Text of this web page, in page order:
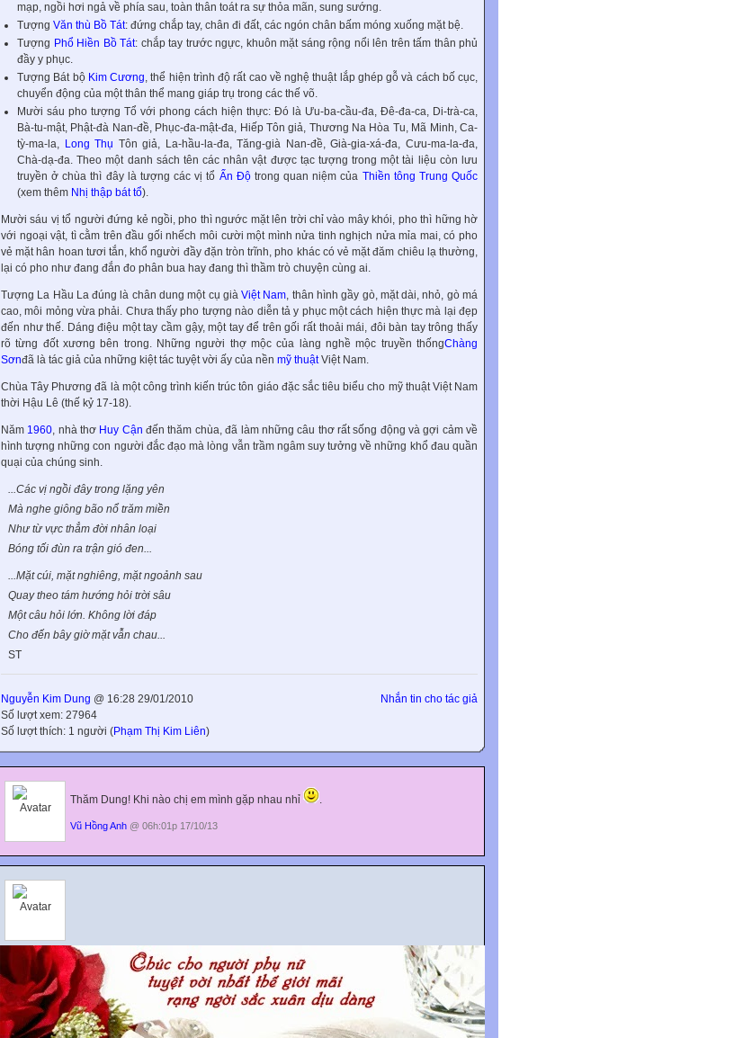
mạp, ngồi hơi ngả về phía sau, toàn thân toát ra sự thỏa mãn, sung sướng.
Tượng Văn thù Bồ Tát: đứng chắp tay, chân đi đất, các ngón chân bấm móng xuống mặt bệ.
Tượng Phổ Hiền Bồ Tát: chắp tay trước ngực, khuôn mặt sáng rộng nổi lên trên tấm thân phủ
đầy y phục.
Tượng Bát bộ Kim Cương, thể hiện trình độ rất cao về nghệ thuật lắp ghép gỗ và cách bố cục,
chuyển động của một thân thể mang giáp trụ trong các thế võ.
Mười sáu pho tượng Tổ với phong cách hiện thực: Đó là Ưu-ba-cầu-đa, Đê-đa-ca, Di-trà-ca,
Bà-tu-mật, Phật-đà Nan-đề, Phục-đa-mật-đa, Hiếp Tôn giả, Thương Na Hòa Tu, Mã Minh, Ca-
tỳ-ma-la, Long Thụ Tôn giả, La-hầu-la-đa, Tăng-già Nan-đề, Già-gia-xá-đa, Cưu-ma-la-đa,
Chà-dạ-đa. Theo một danh sách tên các nhân vật được tạc tượng trong một tài liệu còn lưu
truyền ở chùa thì đây là tượng các vị tổ Ấn Độtrong quan niệm của Thiền tông Trung Quốc
(xem thêm Nhị thập bát tổ).
Mười sáu vị tổ người đứng kẻ ngồi, pho thì ngước mặt lên trời chỉ vào mây khói, pho thì hững hờ
với ngoại vật, tì cằm trên đầu gối nhếch môi cười một mình nửa tinh nghịch nửa mỉa mai, có pho
vẻ mặt hân hoan tươi tắn, khổ người đầy đặn tròn trĩnh, pho khác có vẻ mặt đăm chiêu lạ thường,
lại có pho như đang đắn đo phân bua hay đang thì thầm trò chuyện cùng ai.
Tượng La Hầu La đúng là chân dung một cụ giàViệt Nam, thân hình gầy gò, mặt dài, nhỏ, gò má
cao, môi mỏng vừa phải. Chưa thấy pho tượng nào diễn tả y phục một cách hiện thực mà lại đẹp
đến như thế. Dáng điệu một tay cầm gậy, một tay để trên gối rất thoải mái, đôi bàn tay trông thấy
rõ từng đốt xương bên trong. Những người thợ mộc của làng nghề mộc truyền thốngChàng
Sơnđã là tác giả của những kiệt tác tuyệt vời ấy của nền mỹ thuậtViệt Nam.
Chùa Tây Phương đã là một công trình kiến trúc tôn giáo đặc sắc tiêu biểu cho mỹ thuật Việt Nam
thời Hậu Lê (thế kỷ 17-18).
Năm 1960, nhà thơ Huy Cận đến thăm chùa, đã làm những câu thơ rất sống động và gợi cảm về
hình tượng những con người đắc đạo mà lòng vẫn trầm ngâm suy tưởng về những khổ đau quần
quại của chúng sinh.
...Các vị ngồi đây trong lặng yên
Mà nghe giông bão nổ trăm miền
Như từ vực thẳm đời nhân loại
Bóng tối đùn ra trận gió đen...
...Mặt cúi, mặt nghiêng, mặt ngoảnh sau
Quay theo tám hướng hỏi trời sâu
Một câu hỏi lớn. Không lời đáp
Cho đến bây giờ mặt vẫn chau...
ST
Nhắn tin cho tác giả
Nguyễn Kim Dung @ 16:28 29/01/2010
Số lượt xem: 27964
Số lượt thích: 1 người (Phạm Thị Kim Liên)
Thăm Dung! Khi nào chị em mình gặp nhau nhỉ
Vũ Hồng Anh @ 06h:01p 17/10/13